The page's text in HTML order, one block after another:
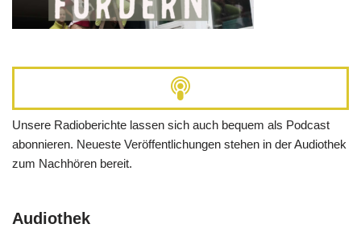
Unsere Radioberichte lassen sich auch bequem als Podcast
abonnieren. Neueste Veröffentlichungen stehen in der Audiothek
zum Nachhören bereit.
Audiothek